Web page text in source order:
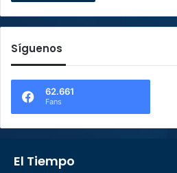
Síguenos
62.661
Fans
El Tiempo